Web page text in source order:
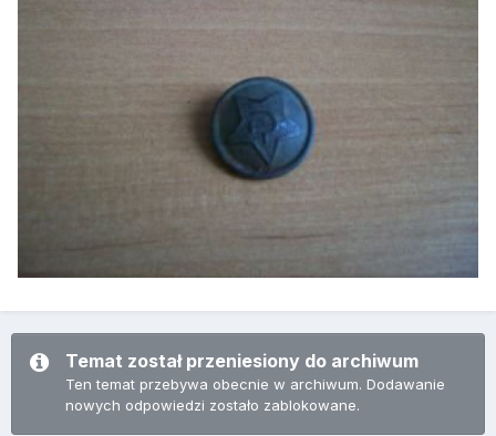
Temat został przeniesiony do archiwum
Ten temat przebywa obecnie w archiwum. Dodawanie
nowych odpowiedzi zostało zablokowane.